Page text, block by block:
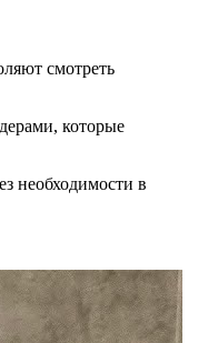
смотреть
которые
необходимости в